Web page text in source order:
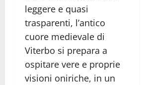
leggere e quasi
trasparenti, l’antico
cuore medievale di
Viterbo si prepara a
ospitare vere e proprie
visioni oniriche, in un